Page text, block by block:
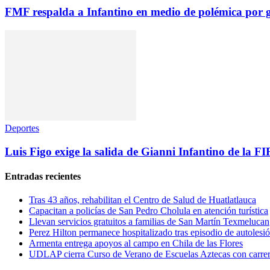
FMF respalda a Infantino en medio de polémica por
Deportes
Luis Figo exige la salida de Gianni Infantino de la
Entradas recientes
Tras 43 años, rehabilitan el Centro de Salud de Huatlatlauca
Capacitan a policías de San Pedro Cholula en atención turística
Llevan servicios gratuitos a familias de San Martín Texmelucan
Perez Hilton permanece hospitalizado tras episodio de
Armenta entrega apoyos al campo en Chila de las Flores
UDLAP cierra Curso de Verano de Escuelas Aztecas con